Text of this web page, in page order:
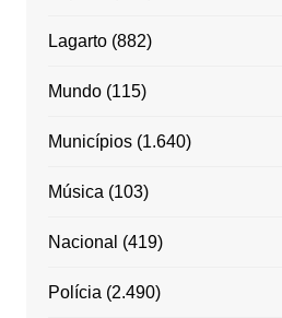
Lagarto(882)
Mundo(115)
Municípios(1.640)
Música (103)
Nacional (419)
Polícia (2.490)